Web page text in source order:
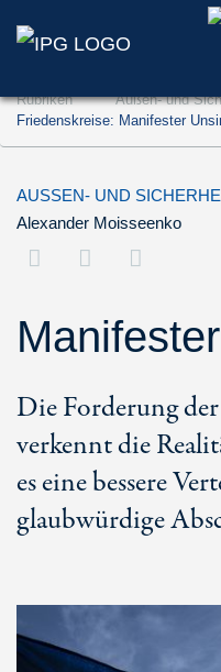
Zum Inhalt
Zur Suche
Rubriken Außen- und
Friedenskreise: Manifester
AUSSEN- UND
Alexander Moisseenko
Die Forderung
verkennt die
es eine bessere
glaubwürdige